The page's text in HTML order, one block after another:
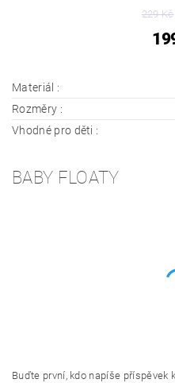
229 Kč
Materiál :
Rozměry :
Vhodné pro děti :
BABY FLOATY
Buďte první, kdo napíše příspěvek